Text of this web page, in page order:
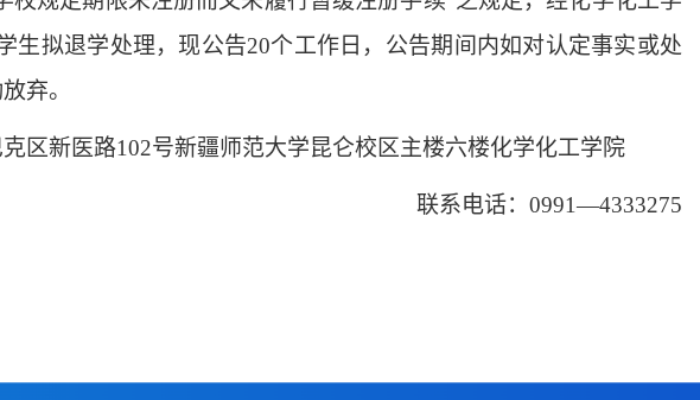
生拟退学处理，现公告20个工作日，公告期间内如对认定事实或处
弃。
区新医路102号新疆师范大学昆仑校区主楼六楼化学化工学院
联系电话：0991—4333275